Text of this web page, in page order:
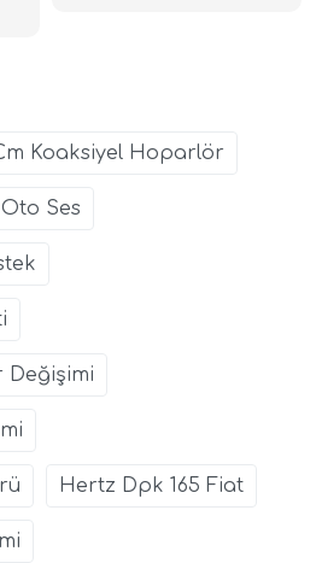
Koaksiyel Hoparlör
Ses
Hertz Dpk 165 Fiat